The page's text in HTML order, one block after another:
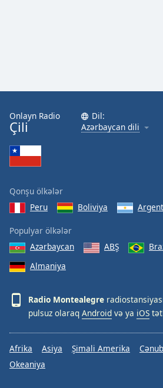
Font
Family
Done
Dialog
End
dialog
Onlayn Radio
Çili
Dil:
Azərbaycan dili
Qonşu ölkələr
Peru
Boliviya
Populyar ölkələr
Azərbaycan
ABŞ
Almaniya
Radio Montealegre
pulsuz olaraq Android və ya iOS
Afrika Asiya Şimali Amerika
Okeaniya